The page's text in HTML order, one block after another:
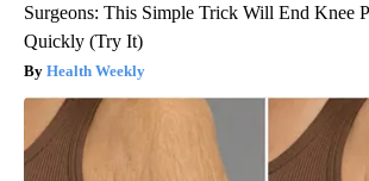
Surgeons: This Simple Trick Will End Knee
Quickly (Try It)
Health Weekly